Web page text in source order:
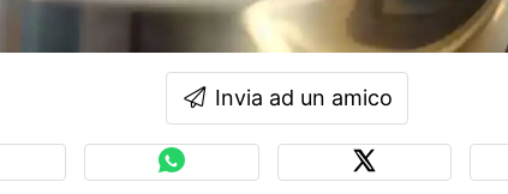
Invia ad un amico